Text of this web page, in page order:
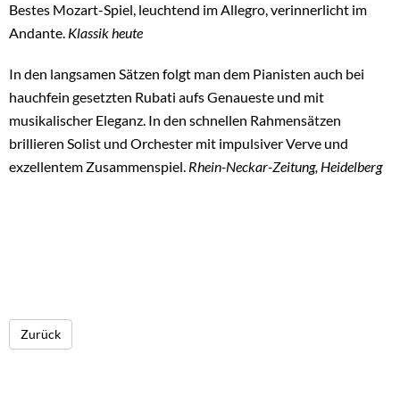
Bestes Mozart-Spiel, leuchtend im Allegro, verinnerlicht im
Andante. Klassik heute
In den langsamen Sätzen folgt man dem Pianisten auch bei
hauchfein gesetzten Rubati aufs Genaueste und mit
musikalischer Eleganz. In den schnellen Rahmensätzen
brillieren Solist und Orchester mit impulsiver Verve und
exzellentem Zusammenspiel. Rhein-Neckar-Zeitung, Heidelberg
Zurück